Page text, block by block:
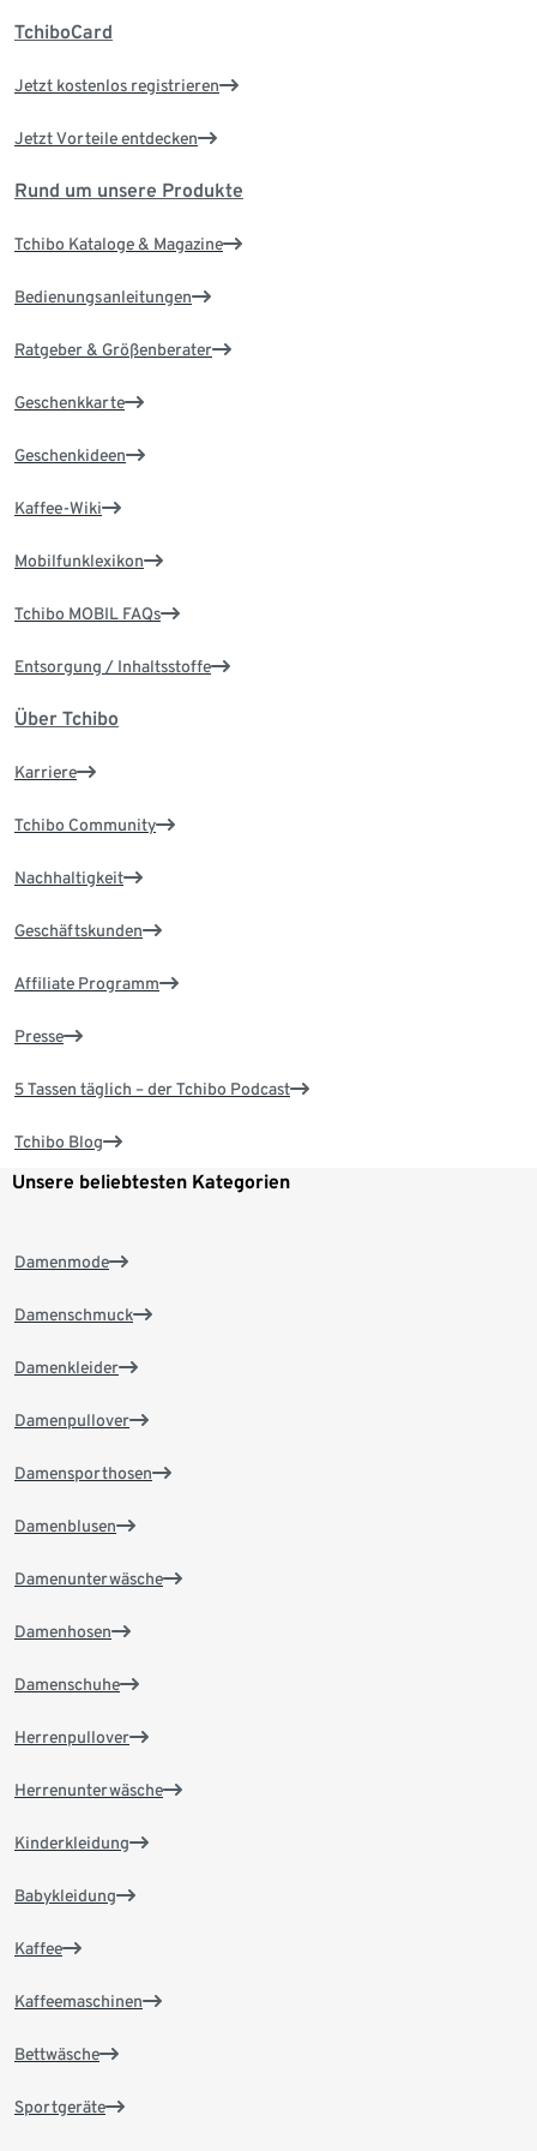
TchiboCard
Jetzt kostenlos registrieren
Jetzt Vorteile entdecken
Rund um unsere Produkte
Tchibo Kataloge & Magazine
Bedienungsanleitungen
Ratgeber & Größenberater
Geschenkkarte
Geschenkideen
Kaffee-Wiki
Mobilfunklexikon
Tchibo MOBIL FAQs
Entsorgung / Inhaltsstoffe
Über Tchibo
Karriere
Tchibo Community
Nachhaltigkeit
Geschäftskunden
Affiliate Programm
Presse
5 Tassen täglich – der Tchibo Podcast
Tchibo Blog
Unsere beliebtesten Kategorien
Damenmode
Damenschmuck
Damenkleider
Damenpullover
Damensporthosen
Damenblusen
Damenunterwäsche
Damenhosen
Damenschuhe
Herrenpullover
Herrenunterwäsche
Kinderkleidung
Babykleidung
Kaffee
Kaffeemaschinen
Bettwäsche
Sportgeräte